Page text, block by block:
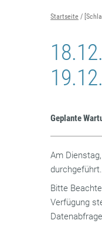
Startseite
Geplante
Am
durchgeführt.
Bitte
Verfügung